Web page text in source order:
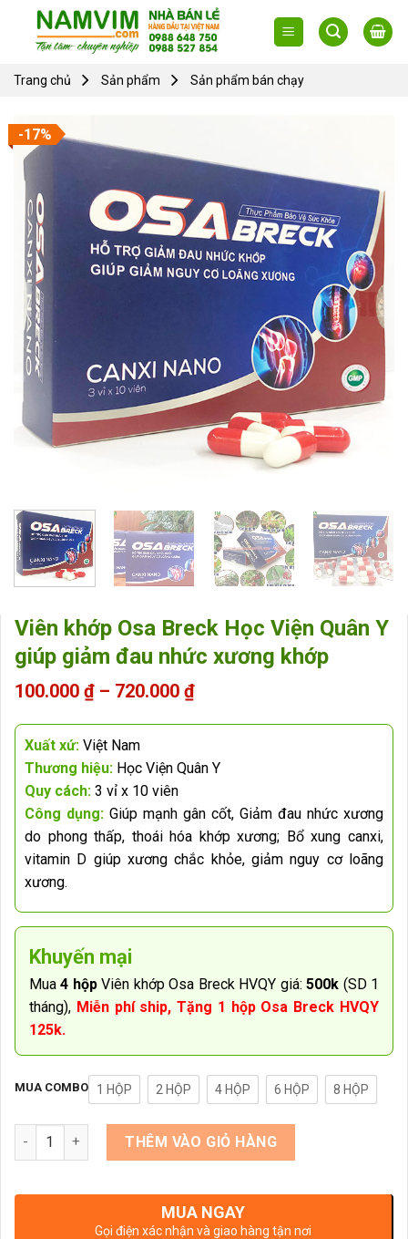
content
Trang chủ Sản phẩm Sản phẩm bán chạy
-17%
Viên khớp Osa Breck Học Viện Quân Y
giúp giảm đau nhức xương khớp
100.000 ₫ – 720.000 ₫Khoảng
từ
đến
Xuất xứ: Việt Nam
Thương hiệu: Học Viện Quân Y
Quy cách: 3 vỉ x 10 viên
Công dụng: Giúp mạnh gân cốt, Giảm đau nhức xương
do phong thấp, thoái hóa khớp xương; Bổ xung canxi,
vitamin D giúp xương chắc khỏe, giảm nguy cơ loãng
xương.
Khuyến mại
Mua4 hộpViên khớp Osa Breck HVQY giá: 500k (SD 1
tháng), Miễn phí ship, Tặng 1 hộp Osa Breck HVQY
125k.
MUA COMBO 1 HỘP 2 HỘP 4 HỘP 6 HỘP 8 HỘP
Số lượng THÊM VÀO GIỎ HÀNG
MUA NGAY
Gọi điện xác nhận và giao hàng tận nơi